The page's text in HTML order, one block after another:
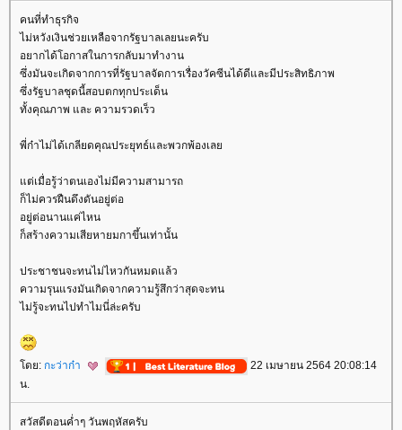
คนที่ทำธุรกิจ
ไม่หวังเงินช่วยเหลือจากรัฐบาลเลยนะครับ
อยากได้โอกาสในการกลับมาทำงาน
ซึ่งมันจะเกิดจากการที่รัฐบาลจัดการเรื่องวัคซีนได้ดีและมีประสิทธิภาพ
ซึ่งรัฐบาลชุดนี้สอบตกทุกประเด็น
ทั้งคุณภาพ และ ความรวดเร็ว
พี่ก๋าไม่ได้เกลียดคุณประยุทธ์และพวกพ้องเล
ต่เมื่อรู้ว่าตนเองไม่มีความสามารถ
ก็ไม่ควรฝืนดึงดันอยู่ต่อ
อยู่ต่อนานแค่ไหน
ก็สร้างความเสียหายมกาขึ้นเท่านั้น
ประชาชนจะทนไม่ไหวกันหมดแล้ว
ความรุนแรงมันเกิดจากความรู้สึกว่าสุดจะทน
ไม่รู้จะทนไปทำไมนี่ล่ะครับ
ดย: กะว่าก๋า
22 เมษายน 2564 20:08:14
น.
สวัสดีตอนค่ำๆ วันพฤหัสครับ